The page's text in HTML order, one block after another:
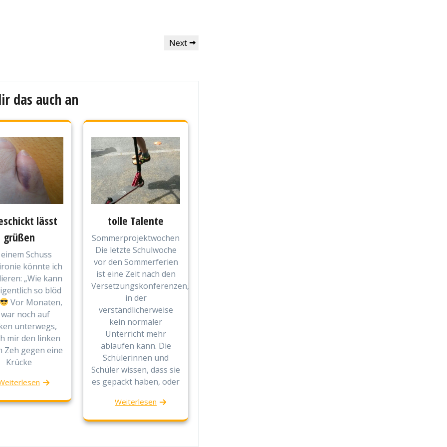
Next
Next
das auch an
lässt
grüßen
Schuss
könnte ich
„Wie kann
so blöd
Vor Monaten,
noch auf
unterwegs,
mir den linken
Zeh gegen eine
Krücke
tolle Talente
Sommerprojektwochen
Die letzte Schulwoche
vor den Sommerferien
ist eine Zeit nach den
Versetzungskonferenzen,
in der
verständlicherweise
kein normaler
Unterricht mehr
ablaufen kann. Die
Schülerinnen und
Schüler wissen, dass sie
es gepackt haben, oder
Weiterlesen